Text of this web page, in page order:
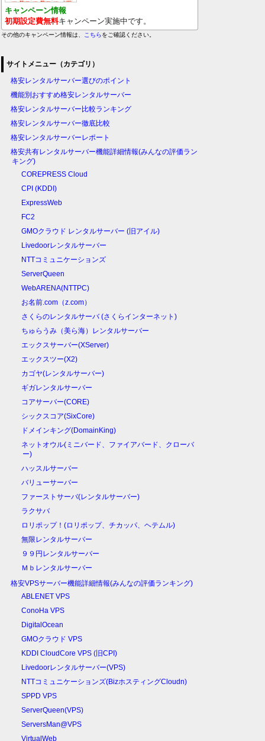
キャンペーン情報
初期設定費無料キャンペーン実施中です。
その他のキャンペーン情報は、 こちらをご確認ください。
サイトメニュー（カテゴリ）
格安レンタルサーバー選びのポイント
機能別おすすめ格安レンタルサーバー
格安レンタルサーバー比較ランキング
格安レンタルサーバー徹底比較
格安レンタルサーバーレポート
格安共有レンタルサーバー機能詳細情報(みんなの評価ラン
キング)
COREPRESS Cloud
CPI (KDDI)
ExpressWeb
FC2
GMOクラウド レンタルサーバー (旧アイル)
Livedoorレンタルサーバー
NTTコミュニケーションズ
ServerQueen
WebARENA(NTTPC)
お名前.com（z.com）
さくらのレンタルサーバ (さくらインターネット)
ちゅらうみ（美ら海）レンタルサーバー
エックスサーバー(XServer)
エックスツー(X2)
カゴヤ(レンタルサーバー)
ギガレンタルサーバー
コアサーバー(CORE)
シックスコア(SixCore)
ドメインキング(DomainKing)
ネットオウル(ミニバード、ファイアバード、クローバ
ー)
ハッスルサーバー
バリューサーバー
ファーストサーバ(レンタルサーバー)
ラクサバ
ロリポップ！(ロリポップ、チカッパ、ヘテムル)
無限レンタルサーバー
９９円レンタルサーバー
Ｍｂレンタルサーバー
格安VPSサーバー機能詳細情報(みんなの評価ランキング)
ABLENET VPS
ConoHa VPS
DigitalOcean
GMOクラウド VPS
KDDI CloudCore VPS (旧CPI)
Livedoorレンタルサーバー(VPS)
NTTコミュニケーションズ(BizホスティングCloudn)
SPPD VPS
ServerQueen(VPS)
ServersMan@VPS
VirtualWeb